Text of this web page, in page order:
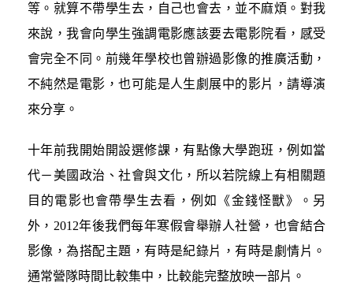
等。就算不帶學生去，自己也會去，並不麻煩。對我
來說，我會向學生強調電影應該要去電影院看，感受
會完全不同。前幾年學校也曾辦過影像的推廣活動，
不純然是電影，也可能是人生劇展中的影片，請導演
來分享。
十年前我開始開設選修課，有點像大學跑班，例如當
代－美國政治、社會與文化，所以若院線上有相關題
目的電影也會帶學生去看，例如《金錢怪獸》。另
外，2012年後我們每年寒假會舉辦人社營，也會結合
影像，為搭配主題，有時是紀錄片，有時是劇情片。
通常營隊時間比較集中，比較能完整放映一部片。